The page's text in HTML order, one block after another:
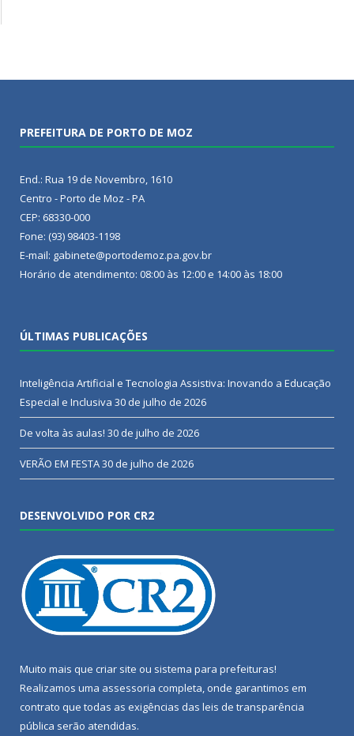
PREFEITURA DE PORTO DE MOZ
End.: Rua 19 de Novembro, 1610
Centro - Porto de Moz - PA
CEP: 68330-000
Fone: (93) 98403-1198
E-mail: gabinete@portodemoz.pa.gov.br
Horário de atendimento: 08:00 às 12:00 e 14:00 às 18:00
ÚLTIMAS PUBLICAÇÕES
Inteligência Artificial e Tecnologia Assistiva: Inovando a Educação
Especial e Inclusiva 30 de julho de 2026
De volta às aulas! 30 de julho de 2026
VERÃO EM FESTA30 de julho de 2026
DESENVOLVIDO POR CR2
Muito mais que criar site ou sistema para prefeituras!
Realizamos uma assessoria completa, onde garantimos em
contrato que todas as exigências das leis de transparência
pública serão atendidas.